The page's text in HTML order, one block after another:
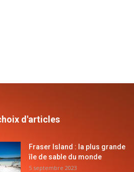
d'articles
Fraser Island : la plus grande
île de sable du monde
5 septembre 2023